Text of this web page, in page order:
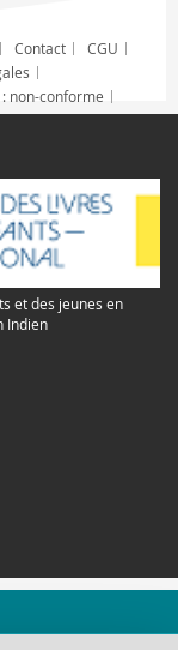
Contact
CGU
non-conforme
et des jeunes en
Indien